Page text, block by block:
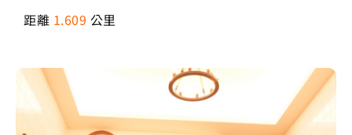
距離 1.609 公里